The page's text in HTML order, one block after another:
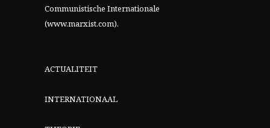
Communistische Internationale
(www.marxist.com).
ACTUALITEIT
INTERNATIONAAL